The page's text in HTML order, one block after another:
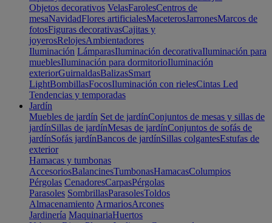
Objetos decorativos VelasFarolesCentros de
mesaNavidadFlores artificialesMaceterosJarronesMarcos de
fotosFiguras decorativasCajitas y
joyerosRelojesAmbientadores
Iluminación LámparasIluminación decorativaIluminación para
mueblesIluminación para dormitorioIluminación
exteriorGuirnaldasBalizasSmart
LightBombillasFocosIluminación con rielesCintas Led
Tendencias y temporadas
Jardín
Muebles de jardín Set de jardínConjuntos de mesas y sillas de
jardínSillas de jardínMesas de jardínConjuntos de sofás de
jardínSofás jardínBancos de jardínSillas colgantesEstufas de
exterior
Hamacas y tumbonas
AccesoriosBalancinesTumbonasHamacasColumpios
Pérgolas CenadoresCarpasPérgolas
Parasoles SombrillasParasolesToldos
Almacenamiento ArmariosArcones
Jardinería MaquinariaHuertos